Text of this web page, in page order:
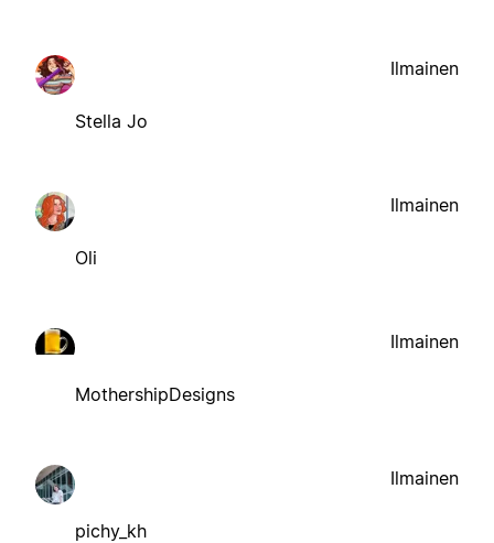
Stella Jo
Ilmainen
Oli
Ilmainen
MothershipDesigns
Ilmainen
pichy_kh
Ilmainen